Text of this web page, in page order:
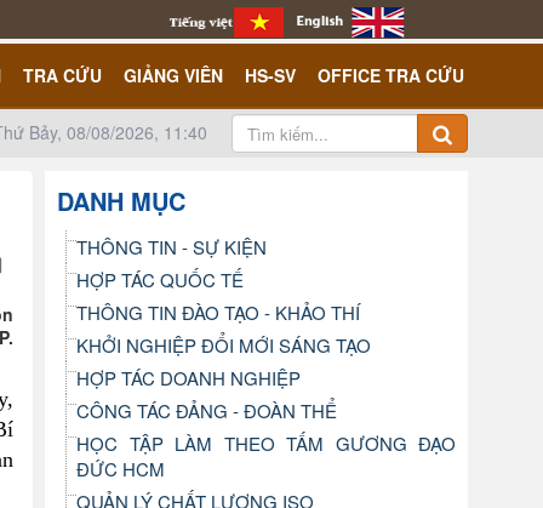
TRA CỨU GIẢNG VIÊN HS-SV OFFICE TRA CỨU
Bảy, 08/08/2026, 11:40
DANH MỤC
THÔNG TIN - SỰ KIỆN
HỢP TÁC QUỐC TẾ
THÔNG TIN ĐÀO TẠO - KHẢO THÍ
KHỞI NGHIỆP ĐỔI MỚI SÁNG TẠO
HỢP TÁC DOANH NGHIỆP
CÔNG TÁC ĐẢNG - ĐOÀN THỂ
HỌC TẬP LÀM THEO TẤM GƯƠNG ĐẠO
ĐỨC HCM
QUẢN LÝ CHẤT LƯỢNG ISO